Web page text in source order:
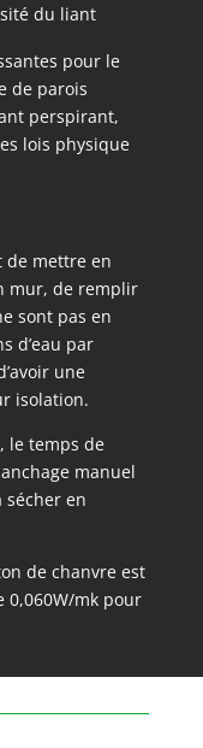
du liant
pour le
de parois
perspirant,
lois physique
de mettre en
mur, de remplir
sont pas en
d’eau par
une
isolation.
le temps de
manuel
sécher en
de chanvre est
0,060W/mk pour